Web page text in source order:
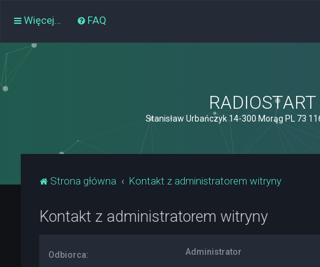
Więcej… FAQ
Stanisław Urbańczyk 14-300 Morąg PL 73
Strona główna Kontakt z administratorem witryny
Kontakt z administratorem witryny
Odbiorca: Administrator